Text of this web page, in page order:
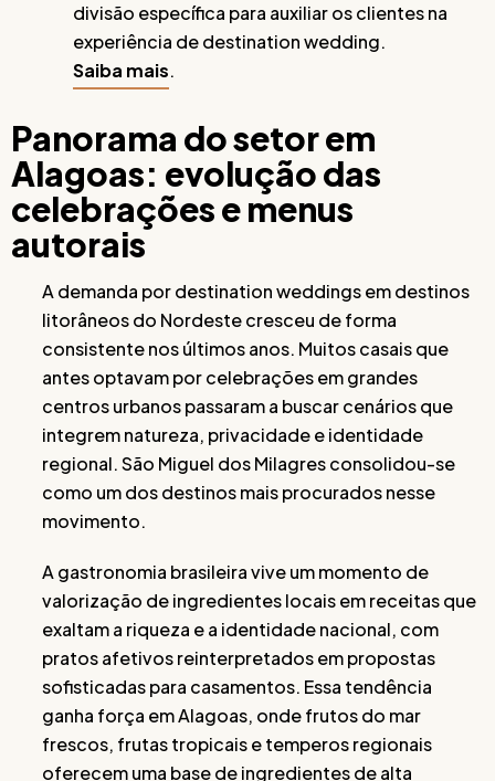
divisão específica para auxiliar os clientes na
experiência de destination wedding.
Saiba mais.
Panorama do setor em
Alagoas: evolução das
celebrações e menus
autorais
A demanda por destination weddings em destinos
litorâneos do Nordeste cresceu de forma
consistente nos últimos anos. Muitos casais que
antes optavam por celebrações em grandes
centros urbanos passaram a buscar cenários que
integrem natureza, privacidade e identidade
regional. São Miguel dos Milagres consolidou-se
como um dos destinos mais procurados nesse
movimento.
A gastronomia brasileira vive um momento de
valorização de ingredientes locais em receitas que
exaltam a riqueza e a identidade nacional, com
pratos afetivos reinterpretados em propostas
sofisticadas para casamentos. Essa tendência
ganha força em Alagoas, onde frutos do mar
frescos, frutas tropicais e temperos regionais
oferecem uma base de ingredientes de alta